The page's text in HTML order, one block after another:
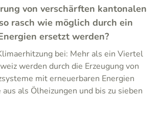
von verschärften kantonalen
rasch wie möglich durch ein
ersetzt werden?
bei: Mehr als ein Viertel
werden durch die Erzeugung von
mit erneuerbaren Energien
als Ölheizungen und bis zu sieben